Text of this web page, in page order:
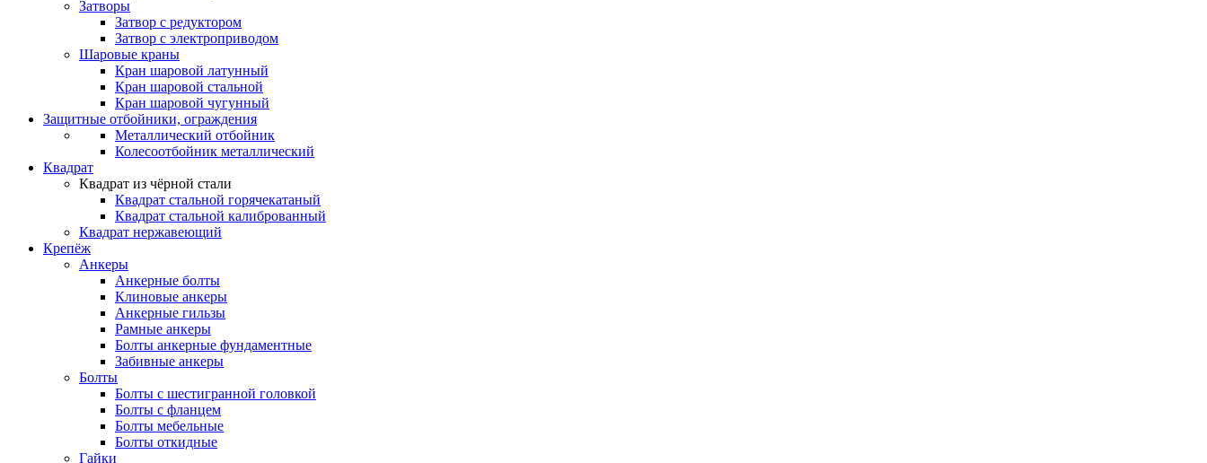
Затворы
Затвор с редуктором
Затвор с электроприводом
Шаровые краны
Кран шаровой латунный
Кран шаровой стальной
Кран шаровой чугунный
Защитные отбойники, ограждения
Металлический отбойник
Колесоотбойник металлический
Квадрат
Квадрат из чёрной стали
Квадрат стальной горячекатаный
Квадрат стальной калиброванный
Квадрат нержавеющий
Крепёж
Анкеры
Анкерные болты
Клиновые анкеры
Анкерные гильзы
Рамные анкеры
Болты анкерные фундаментные
Забивные анкеры
Болты
Болты с шестигранной головкой
Болты с фланцем
Болты мебельные
Болты откидные
Гайки